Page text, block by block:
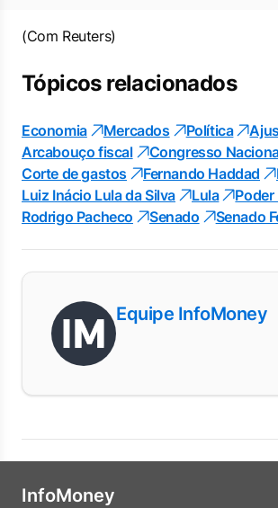
(Com Reuters)
Tópicos relacionados
Economia Mercados Política
Arcabouço fiscal
Congresso
Corte de gastos
Fernando Haddad
Luiz Inácio Lula da Silva
Lula
Rodrigo Pacheco
Senado Senado
Equipe InfoMoney
InfoMoney